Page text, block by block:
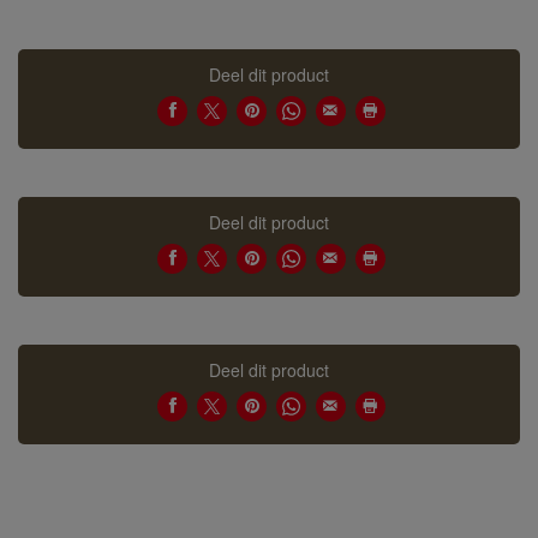
Deel dit product
Deel dit product
Deel dit product